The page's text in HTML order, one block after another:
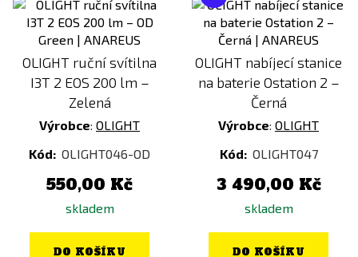
OLIGHT ruční svítilna
I3T 2 EOS 200 lm –
Zelená
Výrobce: OLIGHT
Kód: OLIGHT046-OD
550,00 Kč
skladem
DO KOŠÍKU
OLIGHT nabíjecí stanice
na baterie Ostation 2 –
Černá
Výrobce: OLIGHT
Kód: OLIGHT047
3 490,00 Kč
skladem
DO KOŠÍKU